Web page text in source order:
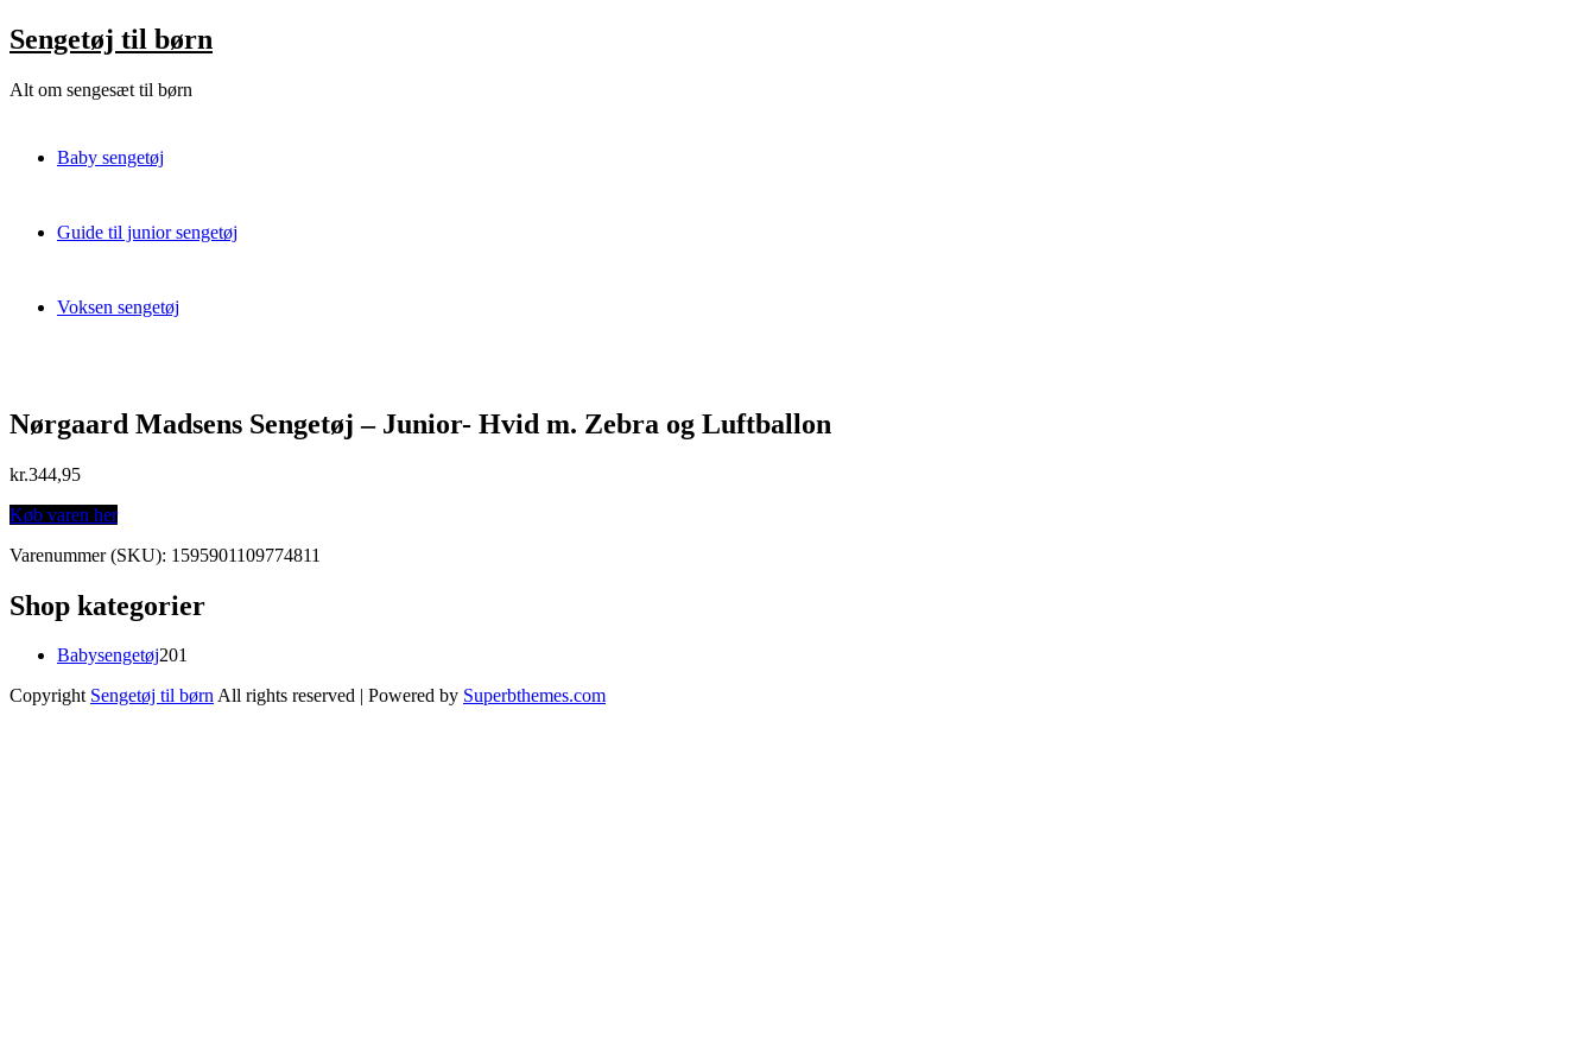
Skip
to
Sengetøj til børn
Alt om sengesæt til børn
Baby sengetøj
Guide til junior sengetøj
Voksen sengetøj
Nørgaard Madsens Sengetøj – Junior- Hvid m. Zebra og Luftballon
kr.344,95
Køb varen her
Varenummer (SKU): 1595901109774811
Shop kategorier
Babysengetøj201
Copyright Sengetøj til børnAll rights reserved | Powered by Superbthemes.com